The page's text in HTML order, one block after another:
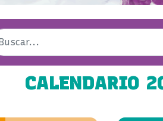
CALENDARIO